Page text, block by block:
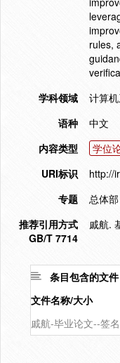
rules,
学科领域
计算
语种
中文
内容类型
学位
URI标识
http://
专题
总体部
推荐引用方式
GB/T 7714
戚航.
条目包含的文件
文件名称/大小
戚航-毕业论文--签